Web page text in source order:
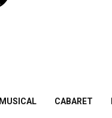
MUSICAL CABARET